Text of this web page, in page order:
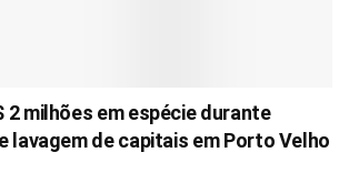
2 milhões em espécie durante
lavagem de capitais em Porto Velho